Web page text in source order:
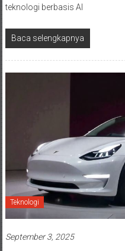
teknologi berbasis AI
Baca selengkapnya
Teknologi
September 3, 2025